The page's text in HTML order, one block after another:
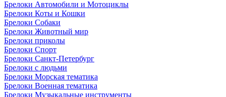
Брелоки Автомобили и Мотоциклы
Брелоки Коты и Кошки
Брелоки Собаки
Брелоки Животный мир
Брелоки приколы
Брелоки Спорт
Брелоки Санкт-Петербург
Брелоки с людьми
Брелоки Морская тематика
Брелоки Военная тематика
Брелоки Музыкальные инструменты